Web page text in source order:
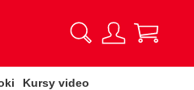
Kursy video